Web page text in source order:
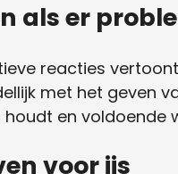
als er
reacties
met het geven
en
voor ijs